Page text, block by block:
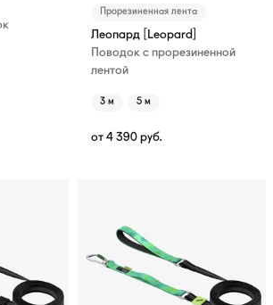
Прорезиненная лента
Леопард [Leopard]
Поводок с прорезиненной
лентой
3 м 5 м
от 4 390 руб.